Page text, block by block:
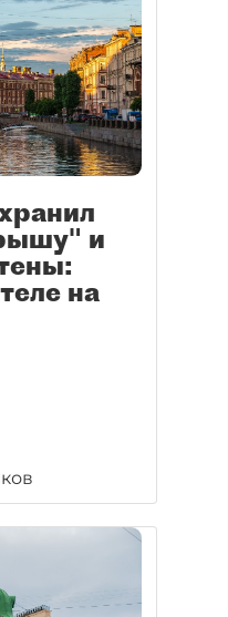
и
на